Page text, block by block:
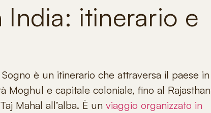
itinerario e
è un itinerario che attraversa il paese in
Moghul e capitale coloniale, fino al Rajasthan
Mahal all’alba. È un viaggio organizzato in